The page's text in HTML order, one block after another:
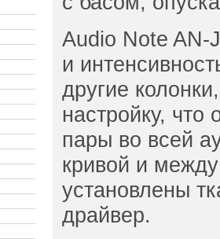
Audio Note AN-
и
другие
настройку,
пары во всей
кривой и
установлены
драйвер.